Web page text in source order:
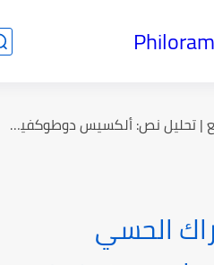
الفرد والمجتمع | تحليل نص: ألكسيس دوطوكفيل هل الفردانية انحراف؟...
الحسي